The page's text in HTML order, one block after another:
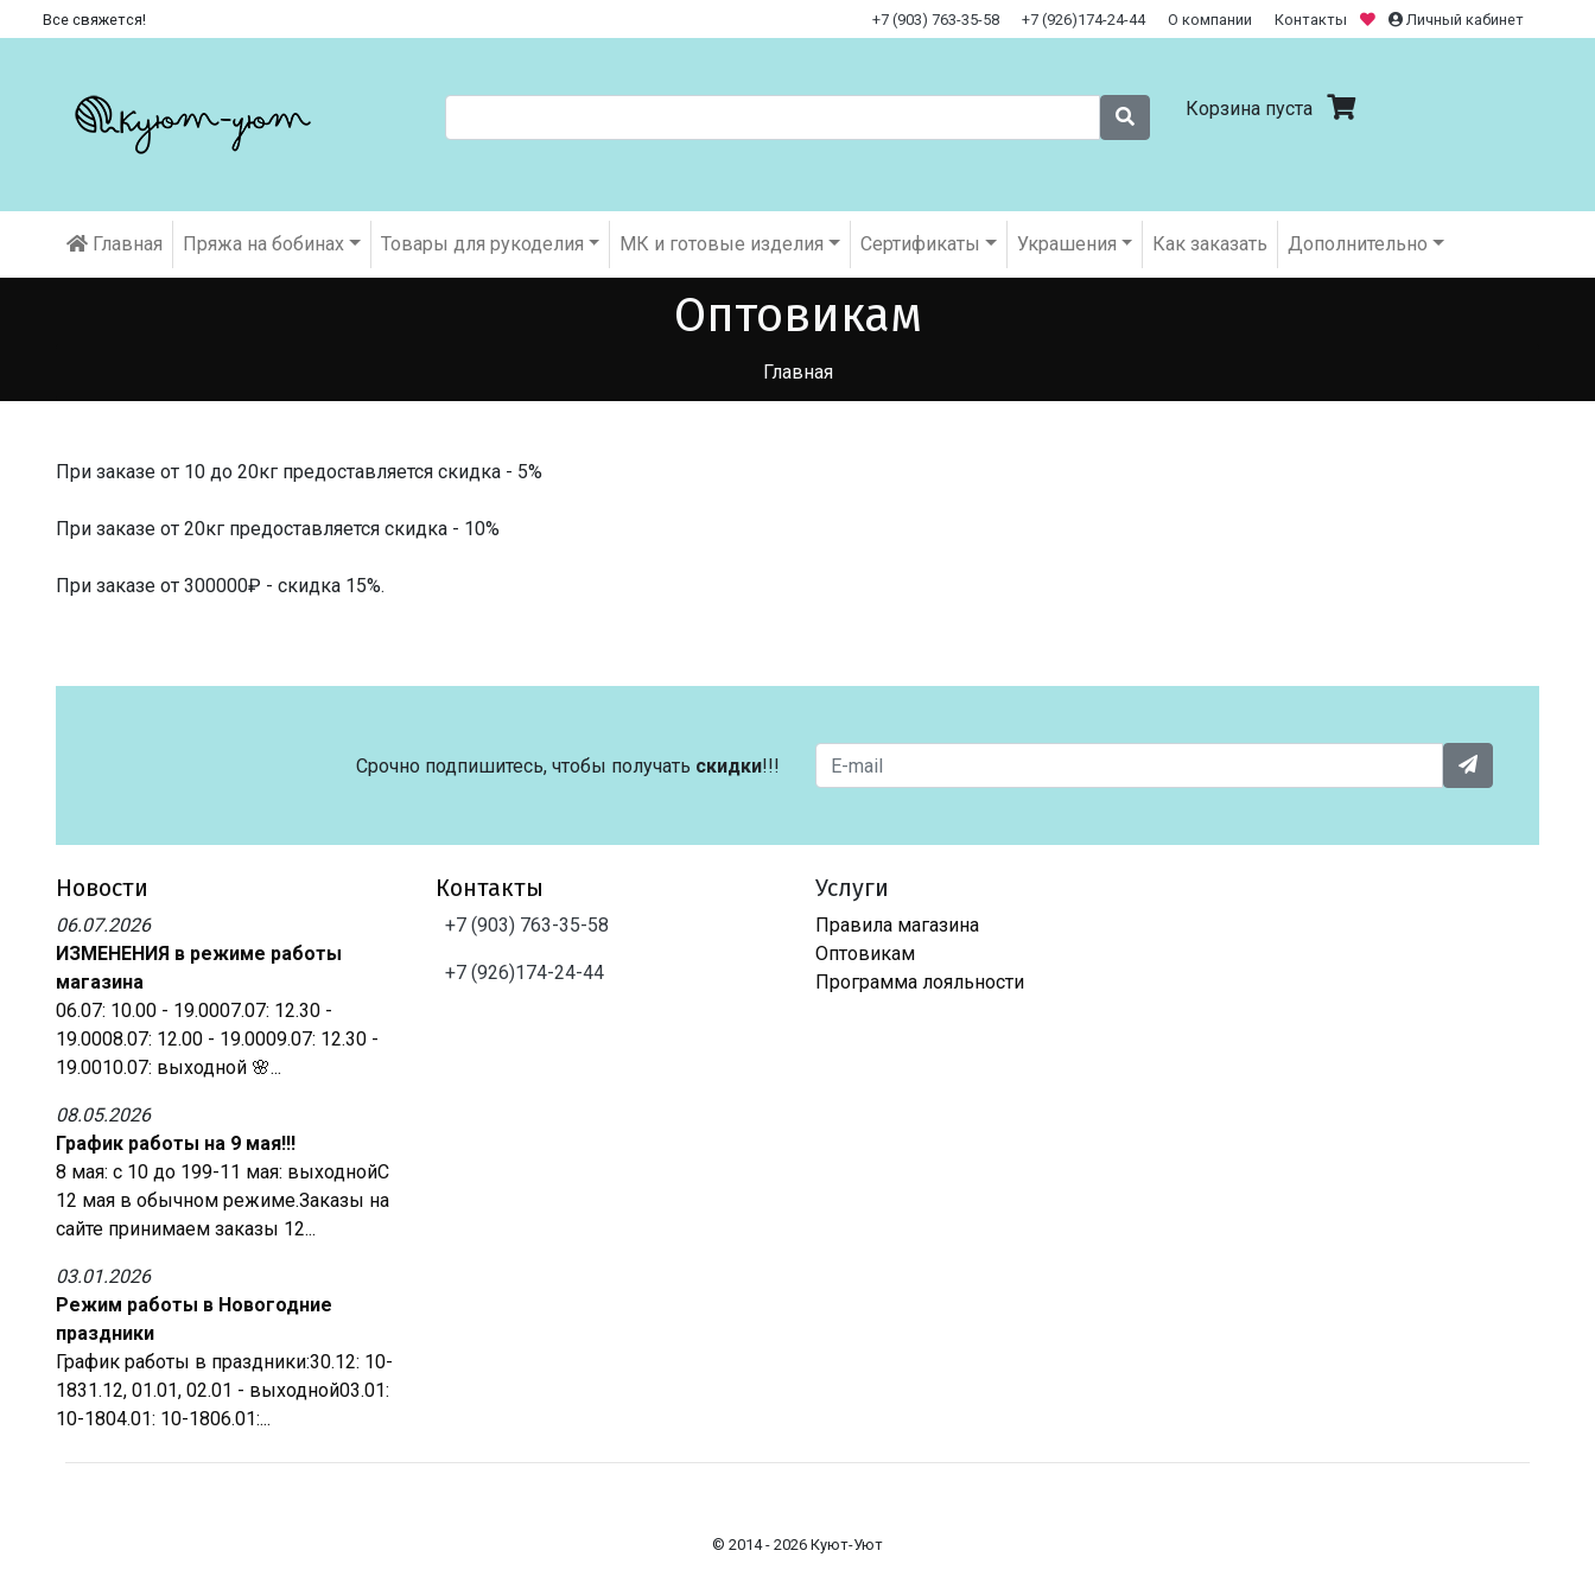
Все свяжется! +7 (903) 763-35-58 +7 (926)174-24-44 О компании Контакты Личный кабинет
Корзина пуста
Главная Пряжа на бобинах Товары для рукоделия МК и готовые изделия Cертификаты Украшения Как заказать Дополнительно
Оптовикам
Главная
При заказе от 10 до 20кг предоставляется скидка - 5%
При заказе от 20кг предоставляется скидка - 10%
При заказе от 300000₽ - скидка 15%.
Срочно подпишитесь, чтобы получать скидки!!!
Новости
06.07.2026
ИЗМЕНЕНИЯ в режиме работы
магазина
06.07: 10.00 - 19.0007.07: 12.30 -
19.0008.07: 12.00 - 19.0009.07: 12.30 -
19.0010.07: выходной 🌸...
08.05.2026
График работы на 9 мая!!!
8 мая: с 10 до 199-11 мая: выходнойС
12 мая в обычном режиме.Заказы на
сайте принимаем заказы 12...
03.01.2026
Режим работы в Новогодние
праздники
График работы в праздники:30.12: 10-
1831.12, 01.01, 02.01 - выходной03.01:
10-1804.01: 10-1806.01:...
Контакты
+7 (903) 763-35-58
+7 (926)174-24-44
Услуги
Правила магазина
Оптовикам
Программа лояльности
© 2014 - 2026 Куют-Уют